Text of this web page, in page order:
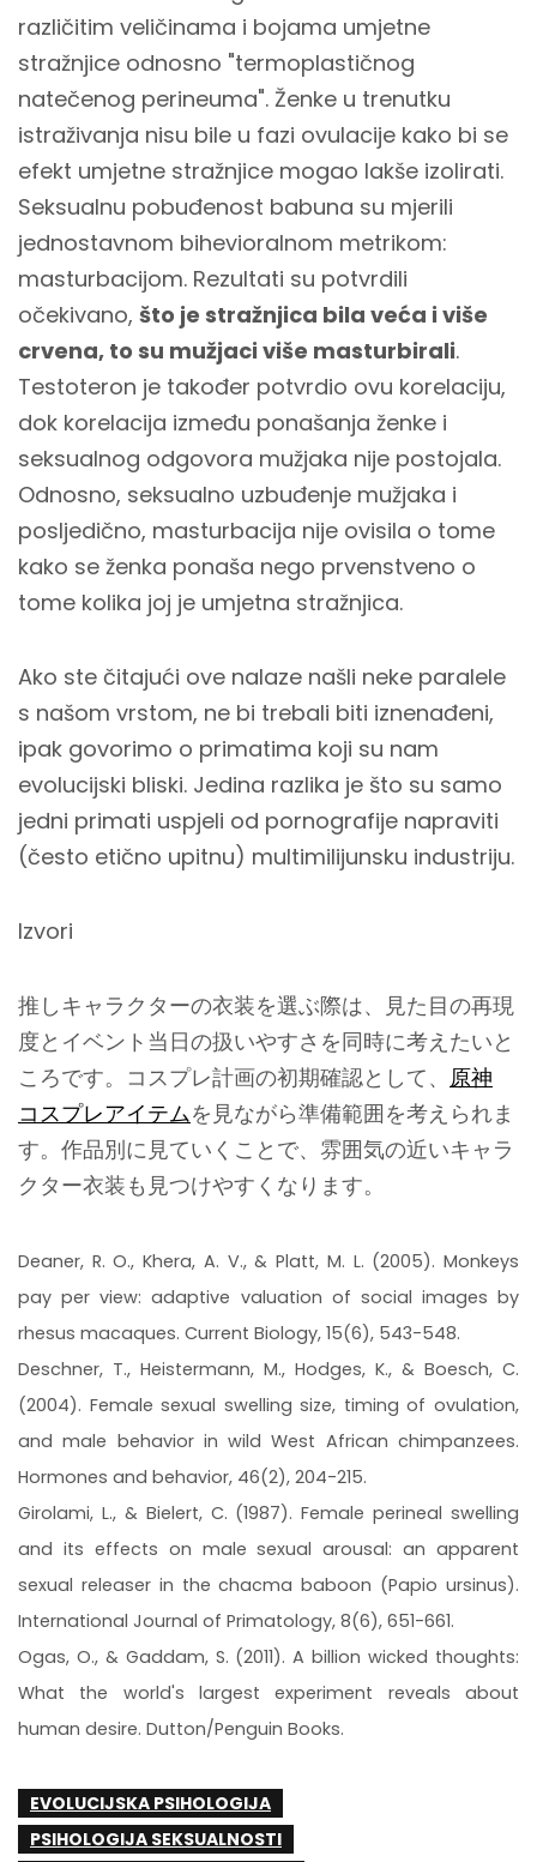
različitim veličinama i bojama umjetne
stražnjice odnosno "termoplastičnog
natečenog perineuma". Ženke u trenutku
istraživanja nisu bile u fazi ovulacije kako bi se
efekt umjetne stražnjice mogao lakše izolirati.
Seksualnu pobuđenost babuna su mjerili
jednostavnom bihevioralnom metrikom:
masturbacijom. Rezultati su potvrdili
očekivano, što je stražnjica bila veća i više
crvena, to su mužjaci više masturbirali.
Testoteron je također potvrdio ovu korelaciju,
dok korelacija između ponašanja ženke i
seksualnog odgovora mužjaka nije postojala.
Odnosno, seksualno uzbuđenje mužjaka i
posljedično, masturbacija nije ovisila o tome
kako se ženka ponaša nego prvenstveno o
tome kolika joj je umjetna stražnjica.
Ako ste čitajući ove nalaze našli neke paralele
s našom vrstom, ne bi trebali biti iznenađeni,
ipak govorimo o primatima koji su nam
evolucijski bliski. Jedina razlika je što su samo
jedni primati uspjeli od pornografije napraviti
(često etično upitnu) multimilijunsku industriju.
Izvori
推しキャラクターの衣装を選ぶ際は、見た目の再現
度とイベント当日の扱いやすさを同時に考えたいと
ころです。コスプレ計画の初期確認として、 原神
コスプレアイテムを見ながら準備範囲を考えられま
す。作品別に見ていくことで、雰囲気の近いキャラ
クター衣装も見つけやすくなります。
Deaner, R. O., Khera, A. V., & Platt, M. L. (2005). Monkeys
pay per view: adaptive valuation of social images by
rhesus macaques. Current Biology, 15(6), 543-548.
Deschner, T., Heistermann, M., Hodges, K., & Boesch, C.
(2004). Female sexual swelling size, timing of ovulation,
and male behavior in wild West African chimpanzees.
Hormones and behavior, 46(2), 204-215.
Girolami, L., & Bielert, C. (1987). Female perineal swelling
and its effects on male sexual arousal: an apparent
sexual releaser in the chacma baboon (Papio ursinus).
International Journal of Primatology, 8(6), 651-661.
Ogas, O., & Gaddam, S. (2011). A billion wicked thoughts:
What the world's largest experiment reveals about
human desire. Dutton/Penguin Books.
EVOLUCIJSKA PSIHOLOGIJA
PSIHOLOGIJA SEKSUALNOSTI